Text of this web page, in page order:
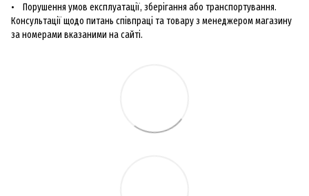
• Порушення умов експлуатації, зберігання або транспортування.
Консультації щодо питань співпраці та товару з менеджером магазину
за номерами вказаними на сайті.